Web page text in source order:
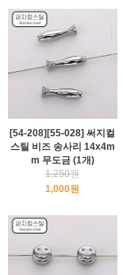
[54-208][55-028] 써지컬
스틸 비즈 송사리 14x4m
m 무도금 (1개)
1,250원
1,000원